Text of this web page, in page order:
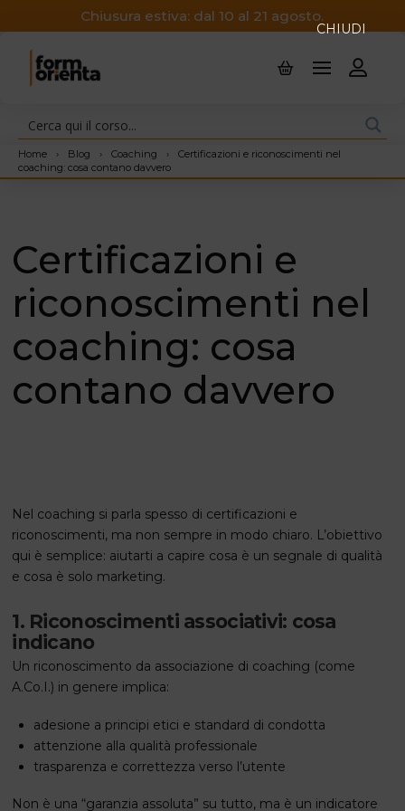
Chiusura estiva: dal 10 al 21 agosto.
Home › Blog › Coaching ›
Certificazioni e riconoscimenti nel
coaching: cosa contano davvero
Certificazioni e
riconoscimenti nel
coaching: cosa
contano davvero
Nel coaching si parla spesso di certificazioni e
riconoscimenti, ma non sempre in modo chiaro. L’obiettivo
qui è semplice: aiutarti a capire cosa è un segnale di qualità
e cosa è solo marketing.
1. Riconoscimenti associativi: cosa
indicano
Un riconoscimento da associazione di coaching (come
A.Co.I.) in genere implica:
adesione a principi etici e standard di condotta
attenzione alla qualità professionale
trasparenza e correttezza verso l’utente
Non è una “garanzia assoluta” su tutto, ma è un indicatore
CHIUDI